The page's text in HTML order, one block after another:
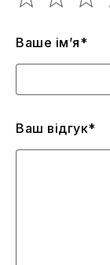
Ваше ім’я*
Ваш відгук*